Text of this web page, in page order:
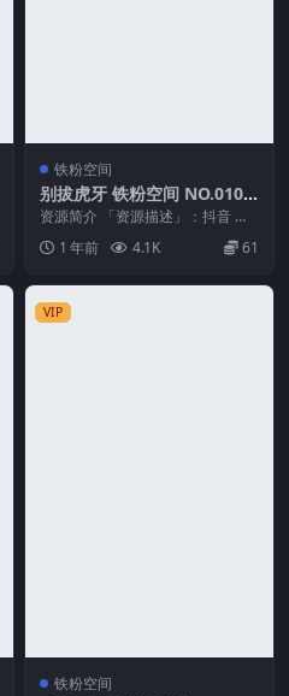
铁粉空间
别拔虎牙 铁粉空间 NO.010
期 最新至：2025.5.6
资源简介 「资源描述」：抖音 别
拔虎牙 铁粉空间 NO.010期 【29
P】最新...
1 年前 4.1K 61
VIP
铁粉空间